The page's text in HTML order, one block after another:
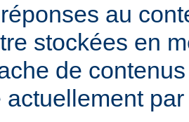
au
stockées en
de
actuellement